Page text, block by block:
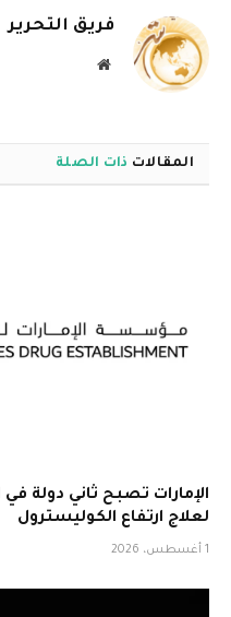
فريق التحرير
موقع
المقالات ذات الصلة
الإمارات تصبح ثاني دولة في
لعلاج ارتفاع الكوليسترول
1 أغسطس، 2026